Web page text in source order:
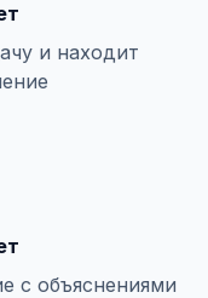
и находит
с объяснениями